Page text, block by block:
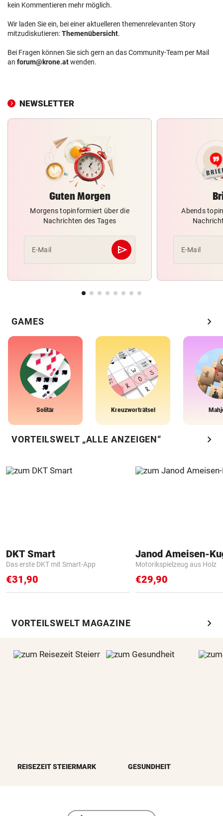
kein Kommentieren mehr möglich.
Wir laden Sie ein, bei einer aktuelleren themenrelevanten Story
mitzudiskutieren:Themenübersicht.
Bei Fragen können Sie sich gern an das Community-Team per Mail
an forum@krone.atwenden.
NEWSLETTER
Guten Morgen
Morgens topinformiert über die
Nachrichten des Tages
E-Mail send
Abschicken
Abends
E-Mail
GAMES chevron_right
Solitär Kreuzworträtsel
VORTEILSWELT „ALLE ANZEIGEN“ chevron_right
DKT Smart
Das erste DKT mit Smart-App
€31,90
Janod Ameisen-
Motorikspielzeug aus Holz
€29,90
VORTEILSWELT MAGAZINE chevron_right
REISEZEIT STEIERMARK GESUNDHEIT